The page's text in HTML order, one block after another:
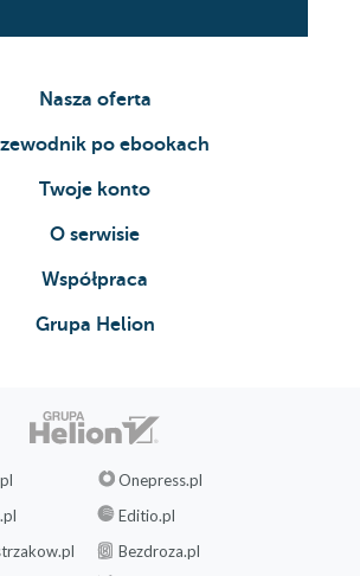
Nasza oferta
po ebookach
Twoje konto
O serwisie
Współpraca
Grupa Helion
Onepress.pl
Editio.pl
Bezdroza.pl